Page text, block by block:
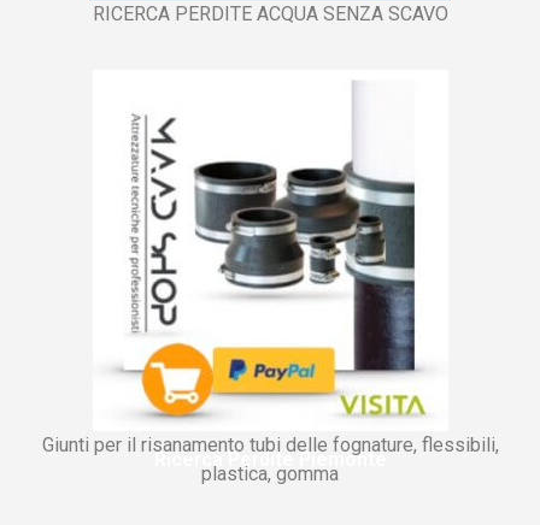
RICERCA PERDITE ACQUA SENZA SCAVO
Giunti per il risanamento tubi delle fognature, flessibili,
plastica, gomma
Ricerca Perdite Piemonte